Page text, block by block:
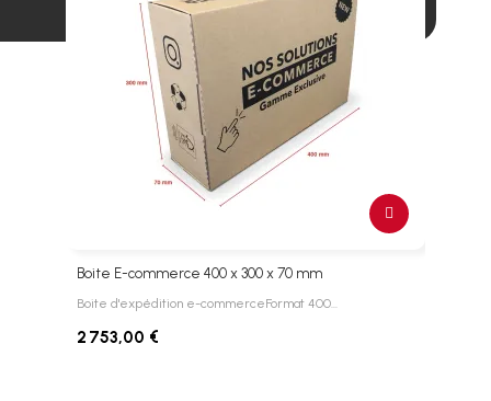
Boite E-commerce 400 x 300 x 70 mm
Boite d'expédition e-commerceFormat 400…
2 753,00 €